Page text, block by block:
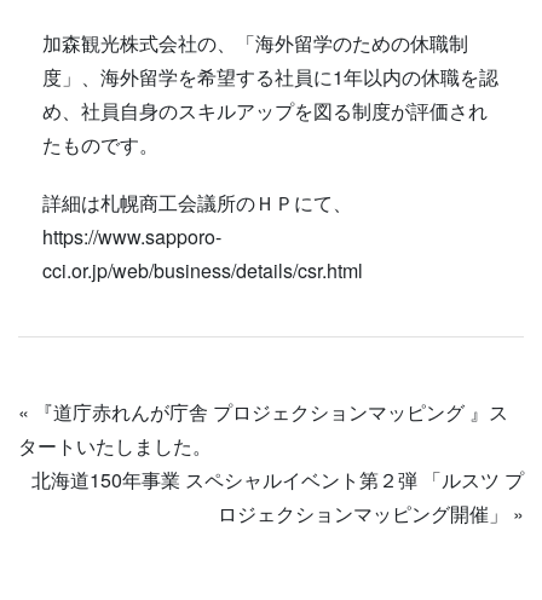
加森観光株式会社の、「海外留学のための休職制
度」、海外留学を希望する社員に1年以内の休職を認
め、社員自身のスキルアップを図る制度が評価され
たものです。
詳細は札幌商工会議所のＨＰにて、
https://www.sapporo-
cci.or.jp/web/business/details/csr.html
«
『道庁赤れんが庁舎 プロジェクションマッピング 』ス
タートいたしました。
北海道150年事業 スペシャルイベント第２弾 「ルスツ プ
ロジェクションマッピング開催」
»